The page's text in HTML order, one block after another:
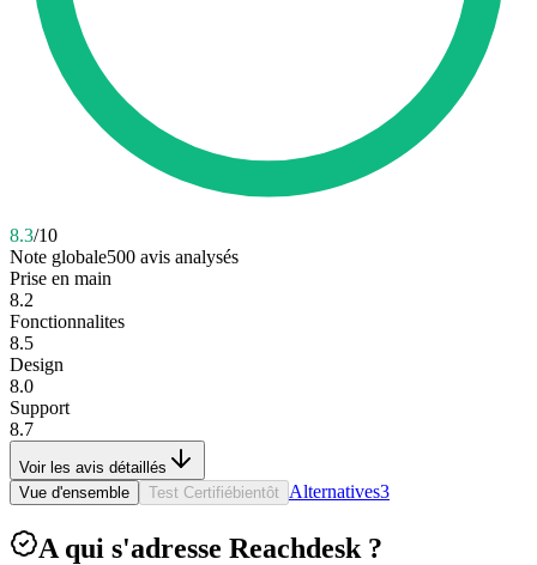
8.3/10
Note globale500 avis analysés
Prise en main
8.2
Fonctionnalites
8.5
Design
8.0
Support
8.7
Voir les avis détaillés
Vue d'ensemble
Test Certifiébientôt Alternatives3
A qui s'adresse Reachdesk ?